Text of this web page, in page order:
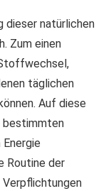
dieser natürlichen
Zum einen
täglichen
Auf diese
bestimmten
Routine der
Verpflichtungen